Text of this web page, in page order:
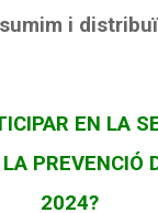
i
EN LA
PREVENCIÓ
2024?